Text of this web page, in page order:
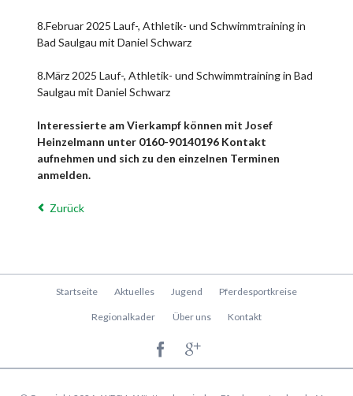
8.Februar 2025 Lauf-, Athletik- und Schwimmtraining in
Bad Saulgau mit Daniel Schwarz
8.März 2025 Lauf-, Athletik- und Schwimmtraining in Bad
Saulgau mit Daniel Schwarz
Interessierte am Vierkampf können mit Josef
Heinzelmann unter 0160-90140196 Kontakt
aufnehmen und sich zu den einzelnen Terminen
anmelden.
Zurück
Navigation
Startseite Aktuelles Jugend Pferdesportkreise
Regionalkader Über uns Kontakt